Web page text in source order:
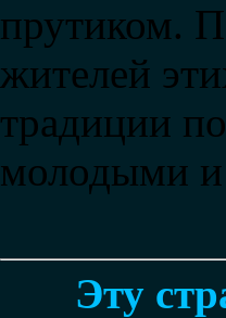
прутиком.
жителей
традиции
молодыми
Эту